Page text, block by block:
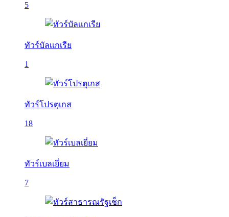
5
ทัวร์บัลเเกเรีย
1
ทัวร์โปรตุเกส
18
ทัวร์เบลเยี่ยม
7